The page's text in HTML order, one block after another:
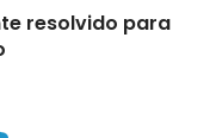
resolvido para